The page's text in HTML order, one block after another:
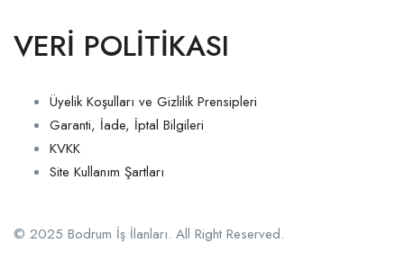
VERİ POLİTİKASI
Üyelik Koşulları ve Gizlilik Prensipleri
Garanti, İade, İptal Bilgileri
KVKK
Site Kullanım Şartları
© 2025 Bodrum İş İlanları. All Right Reserved.